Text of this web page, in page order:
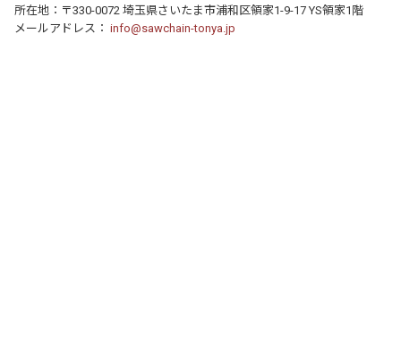
所在地：〒330-0072 埼玉県さいたま市浦和区領家1-9-17 YS領家1階
メールアドレス：info@sawchain-tonya.jp